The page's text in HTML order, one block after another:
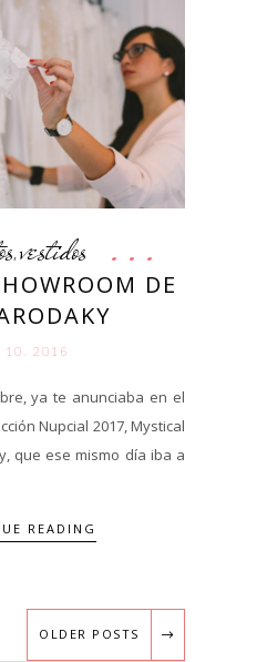
,vestidos
DE
10. 2016
ya te anunciaba en el
Nupcial 2017, Mystical
que ese mismo día iba a
READING
OLDER POSTS